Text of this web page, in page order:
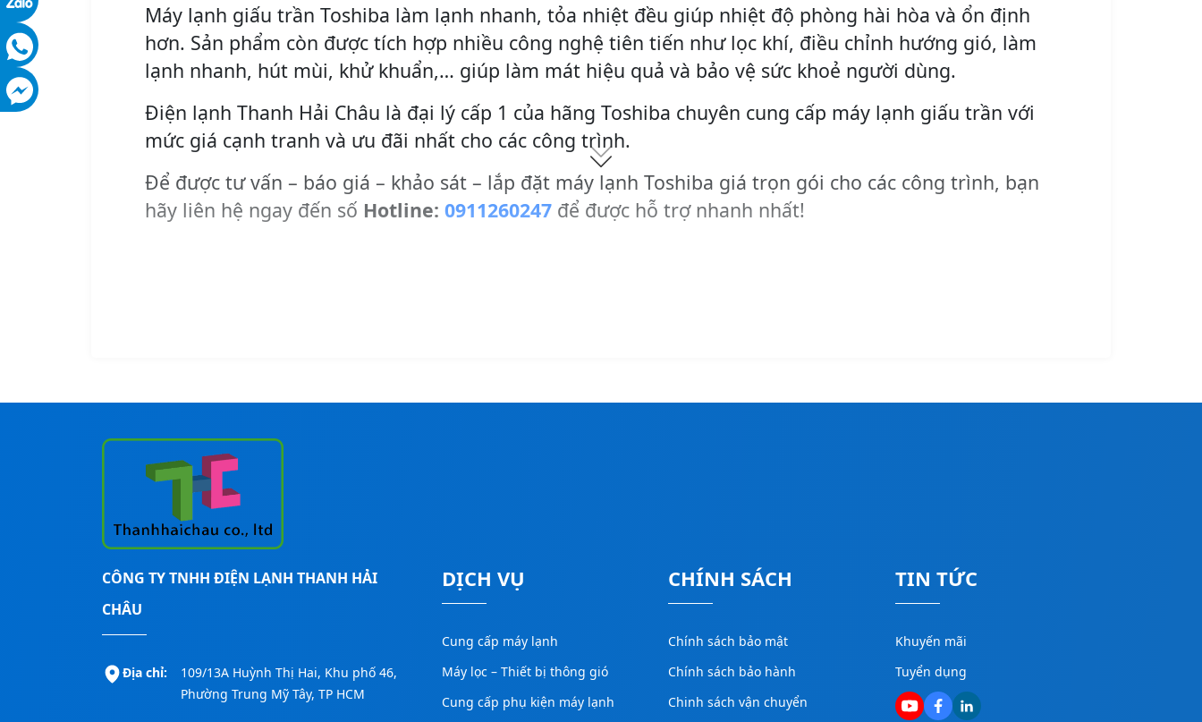
Máy lạnh giấu trần Toshiba làm lạnh nhanh, tỏa nhiệt đều giúp nhiệt độ phòng hài hòa và ổn định
hơn. Sản phẩm còn được tích hợp nhiều công nghệ tiên tiến như lọc khí, điều chỉnh hướng gió, làm
lạnh nhanh, hút mùi, khử khuẩn,… giúp làm mát hiệu quả và bảo vệ sức khoẻ người dùng.
Điện lạnh Thanh Hải Châu là đại lý cấp 1 của hãng Toshiba chuyên cung cấp máy lạnh giấu trần với
mức giá cạnh tranh và ưu đãi nhất cho các công trình.
Để được tư vấn – báo giá – khảo sát – lắp đặt máy lạnh Toshiba giá trọn gói cho các công trình, bạn
hãy liên hệ ngay đến số Hotline: 0911260247 để được hỗ trợ nhanh nhất!
CÔNG TY TNHH ĐIỆN LẠNH THANH HẢI
CHÂU
Địa chỉ:
109/13A Huỳnh Thị Hai, Khu phố 46,
Phường Trung Mỹ Tây, TP HCM
DỊCH VỤ
Cung cấp máy lạnh
Máy lọc – Thiết bị thông gió
Cung cấp phụ kiện máy lạnh
CHÍNH SÁCH
Chính sách bảo mật
Chính sách bảo hành
Chinh sách vận chuyển
TIN TỨC
Khuyến mãi
Tuyển dụng